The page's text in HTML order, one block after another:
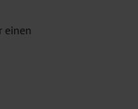
einen